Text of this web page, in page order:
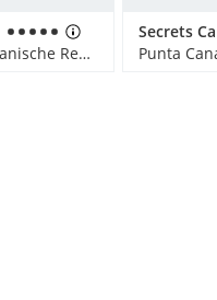
Punta Cana, Dominikanische Republik